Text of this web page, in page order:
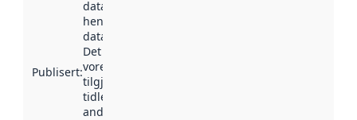
Publisert:
datasettet vart
henta inn av
data.norge.no.
Det kan ha
vore
tilgjengeleg
tidlegare
andre stader.